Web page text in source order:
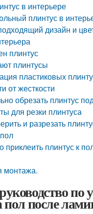
в интерьере
плинтус в
дизайн и
плинтус
плинтусы
пластиковых
от жесткости
обрезать плинтус
для резки плинтуса
и разрезать
приклеить плинтус к
монтажа.
по
после